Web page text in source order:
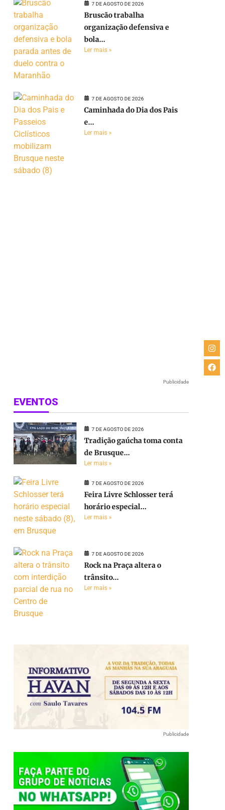
7 DE AGOSTO DE 2026
Bruscão trabalha
organização defensiva e
bola...
Ler mais »
7 DE AGOSTO DE 2026
Caminhada do Dia dos Pais
e...
Ler mais »
Publicidade
EVENTOS
7 DE AGOSTO DE 2026
Tradição gaúcha toma conta
de Brusque...
Ler mais »
7 DE AGOSTO DE 2026
Feira Livre Schlosser terá
horário especial...
Ler mais »
7 DE AGOSTO DE 2026
Rock na Praça altera o
trânsito...
Ler mais »
Publicidade